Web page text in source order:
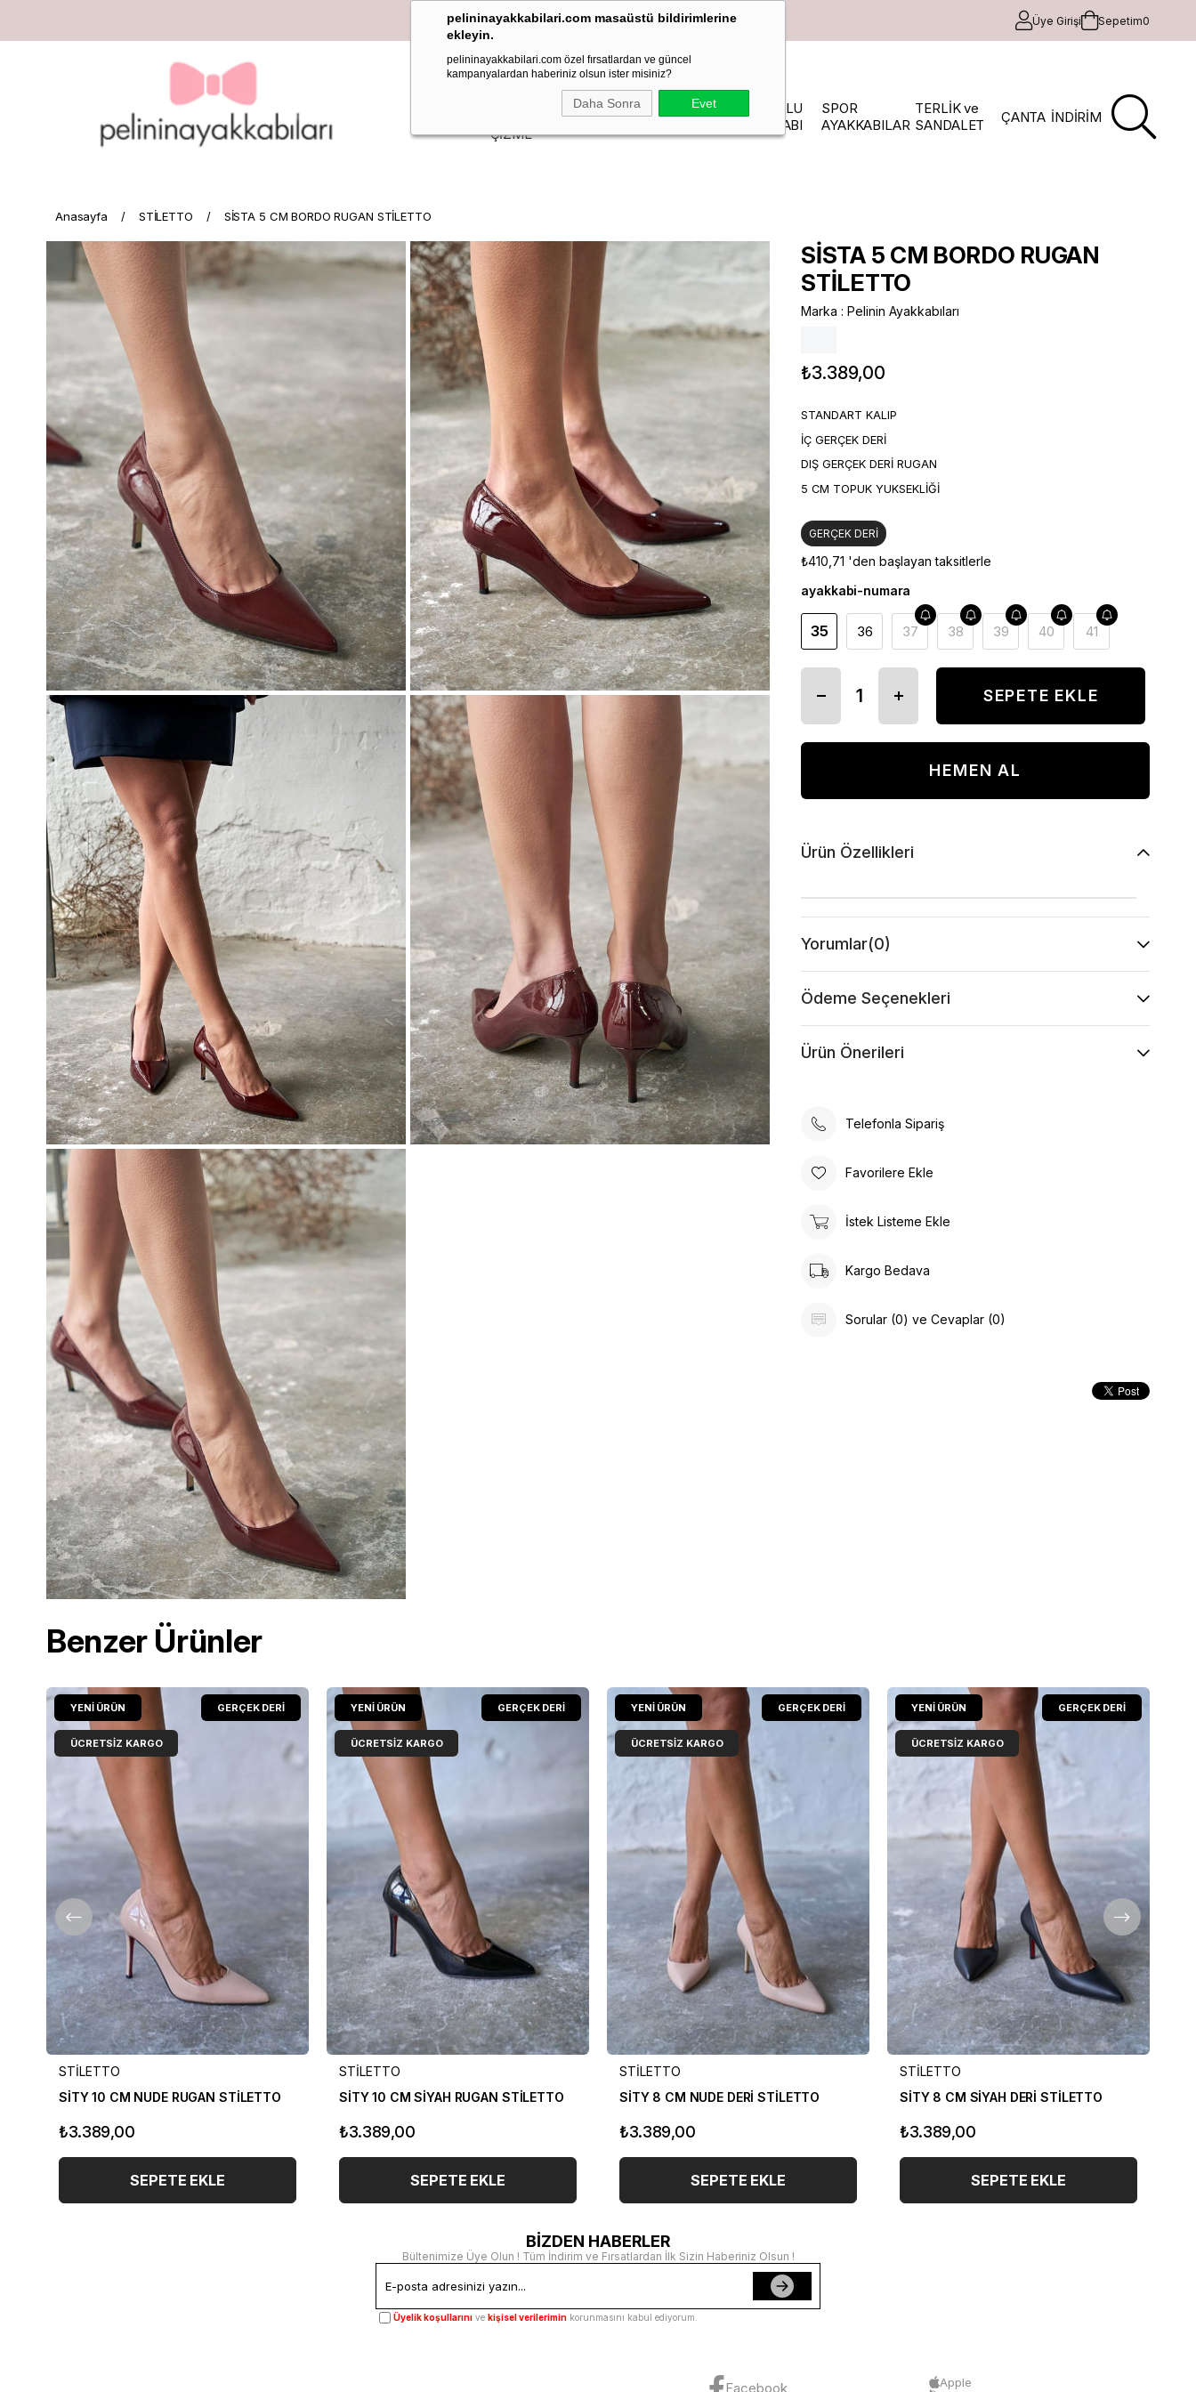
pelininayakkabilari.com masaüstü bildirimlerine
ekleyin.
pelininayakkabilari.com özel fırsatlardan ve güncel
kampanyalardan haberiniz olsun ister misiniz?
Daha Sonra Evet
Üye Girişi Sepetim0
ÇİZME
STİLETTO MAKOSEN
TOPUKLU
AYAKKABI
SPOR
AYAKKABILAR
TERLİK ve
SANDALET
ÇANTA İNDİRİM
Anasayfa STİLETTO SİSTA 5 CM BORDO RUGAN STİLETTO
SİSTA 5 CM BORDO RUGAN
STİLETTO
Marka : Pelinin Ayakkabıları
₺3.389,00
STANDART KALIP
İÇ GERÇEK DERİ
DIŞ GERÇEK DERİ RUGAN
5 CM TOPUK YUKSEKLİĞİ
GERÇEK DERİ
₺410,71 'den başlayan taksitlerle
ayakkabi-numara
35 36 37 38 39 40 41
Ürün Özellikleri
Yorumlar(0)
Ödeme Seçenekleri
Ürün Önerileri
Telefonla Sipariş
Favorilere Ekle
İstek Listeme Ekle
Kargo Bedava
Sorular (0) ve Cevaplar (0)
Benzer Ürünler
STİLETTO
SİTY 10 CM NUDE RUGAN STİLETTO
₺3.389,00
SEPETE EKLE
YENI ÜRÜN
ÜCRETSIZ KARGO
GERÇEK DERİ
STİLETTO
SİTY 10 CM SİYAH RUGAN STİLETTO
₺3.389,00
SEPETE EKLE
YENI ÜRÜN
ÜCRETSIZ KARGO
GERÇEK DERİ
STİLETTO
SİTY 8 CM NUDE DERİ STİLETTO
₺3.389,00
SEPETE EKLE
YENI ÜRÜN
ÜCRETSIZ KARGO
GERÇEK DERİ
STİLETTO
SİTY 8 CM SİYAH DERİ STİLETTO
₺3.389,00
SEPETE EKLE
YENI ÜRÜN
ÜCRETSIZ KARGO
GERÇEK DERİ
BİZDEN HABERLER
Bültenimize Üye Olun ! Tüm İndirim ve Fırsatlardan İlk Sizin Haberiniz Olsun !
Üyelik koşullarını ve kişisel verilerimin korunmasını kabul ediyorum.
Facebook
Apple